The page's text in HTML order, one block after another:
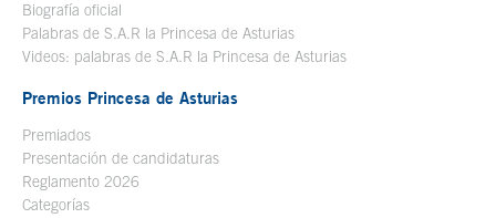
Biografía oficial
Palabras de S.A.R la Princesa de Asturias
Videos: palabras de S.A.R la Princesa de Asturias
Premios Princesa de Asturias
Premiados
Presentación de candidaturas
Reglamento 2026
Categorías